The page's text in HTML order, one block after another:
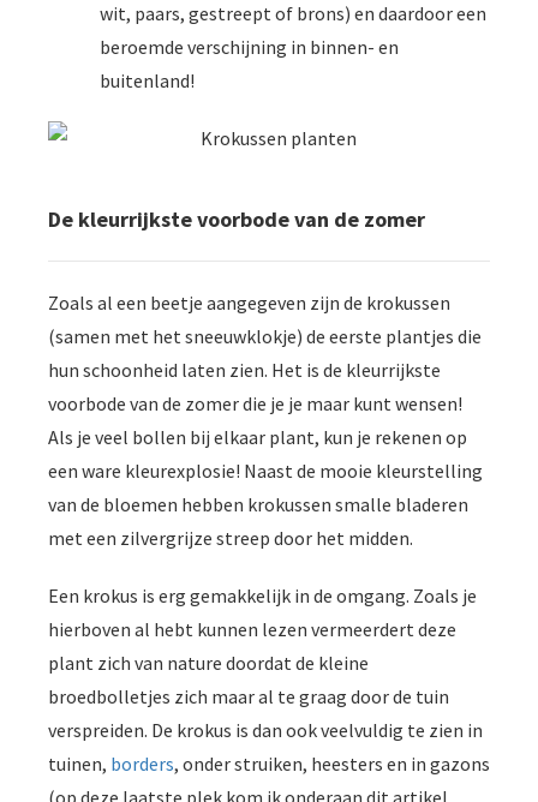
wit, paars, gestreept of brons) en daardoor een
beroemde verschijning in binnen- en
buitenland!
De kleurrijkste voorbode van de zomer
Zoals al een beetje aangegeven zijn de krokussen
(samen met het sneeuwklokje) de eerste plantjes die
hun schoonheid laten zien. Het is de kleurrijkste
voorbode van de zomer die je je maar kunt wensen!
Als je veel bollen bij elkaar plant, kun je rekenen op
een ware kleurexplosie! Naast de mooie kleurstelling
van de bloemen hebben krokussen smalle bladeren
met een zilvergrijze streep door het midden.
Een krokus is erg gemakkelijk in de omgang. Zoals je
hierboven al hebt kunnen lezen vermeerdert deze
plant zich van nature doordat de kleine
broedbolletjes zich maar al te graag door de tuin
verspreiden. De krokus is dan ook veelvuldig te zien in
tuinen, borders, onder struiken, heesters en in gazons